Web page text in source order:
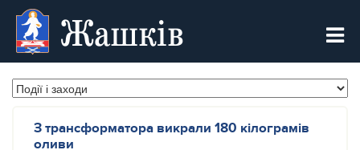
Жашків
З трансформатора викрали 180 кілограмів
оливи